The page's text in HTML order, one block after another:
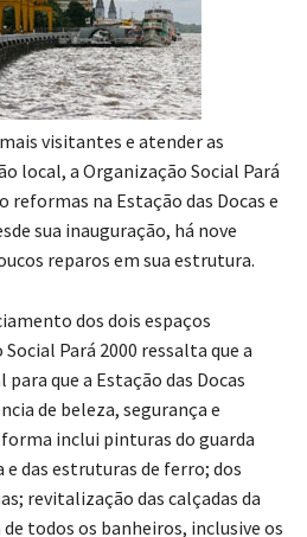
visitantes e atender as
local, a Organização Social Pará
reformas na Estação das Docas e
sua inauguração, há nove
reparos em sua estrutura.
dos dois espaços
Pará 2000 ressalta que a
que a Estação das Docas
de beleza, segurança e
inclui pinturas do guarda
e das estruturas de ferro; dos
revitalização das calçadas da
todos os banheiros, inclusive os